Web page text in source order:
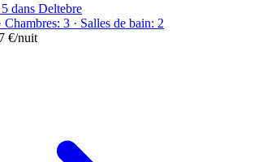
dans Deltebre
Chambres: 3 · Salles de bain: 2
€/nuit